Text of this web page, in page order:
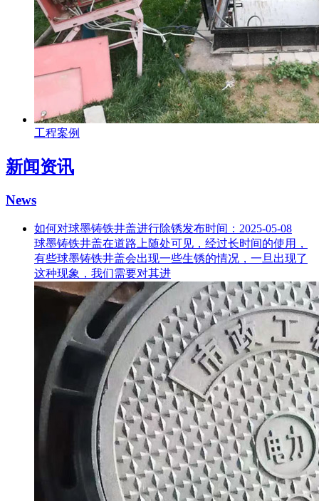
工程案例
新闻资讯
News
如何对球墨铸铁井盖进行除锈发布时间：2025-05-08
球墨铸铁井盖在道路上随处可见，经过长时间的使用，
有些球墨铸铁井盖会出现一些生锈的情况，一旦出现了
这种现象，我们需要对其进